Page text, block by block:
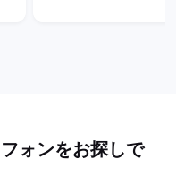
ォンをお探しで